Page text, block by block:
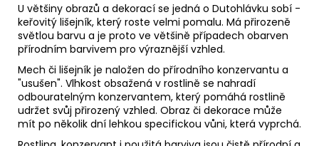
U většiny obrazů a dekorací se jedná o Dutohlávku sobí -
keřovitý lišejník, který roste velmi pomalu. Má přirozeně
světlou barvu a je proto ve většině případech obarven
přírodním barvivem pro výraznější vzhled.
Mech či lišejník je naložen do přírodního konzervantu a
"usušen". Vlhkost obsažená v rostlině se nahradí
odbouratelným konzervantem, který pomáhá rostlině
udržet svůj přirozený vzhled. Obraz či dekorace může
mít po několik dní lehkou specifickou vůni, která vyprchá.